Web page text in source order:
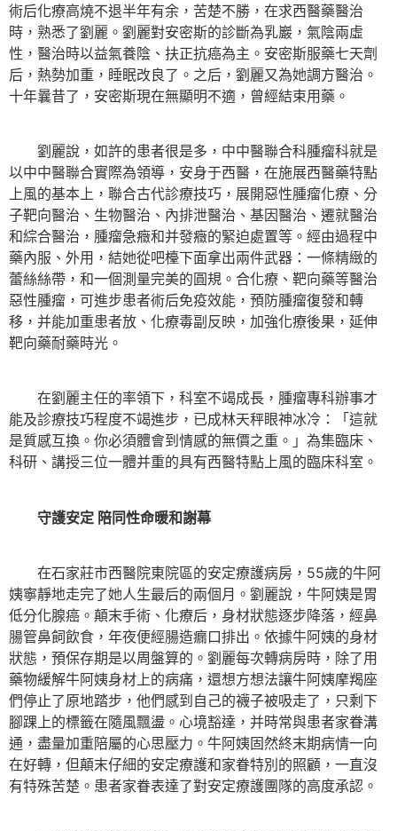
術后化療高燒不退半年有余，苦楚不勝，在求西醫藥醫治
時，熟悉了劉麗。劉麗對安密斯的診斷為乳巖，氣陰兩虛
性，醫治時以益氣養陰、扶正抗癌為主。安密斯服藥七天劑
后，熱勢加重，睡眠改良了。之后，劉麗又為她調方醫治。
十年曩昔了，安密斯現在無顯明不適，曾經結束用藥。
劉麗說，如許的患者很是多，中中醫聯合科腫瘤科就是
以中中醫聯合實際為領導，安身于西醫，在施展西醫藥特點
上風的基本上，聯合古代診療技巧，展開惡性腫瘤化療、分
子靶向醫治、生物醫治、內排泄醫治、基因醫治、遷就醫治
和綜合醫治，腫瘤急癥和并發癥的緊迫處置等。經由過程中
藥內服、外用，結她從吧檯下面拿出兩件武器：一條精緻的
蕾絲絲帶，和一個測量完美的圓規。合化療、靶向藥等醫治
惡性腫瘤，可進步患者術后免疫效能，預防腫瘤復發和轉
移，并能加重患者放、化療毒副反映，加強化療後果，延伸
靶向藥耐藥時光。
在劉麗主任的率領下，科室不竭成長，腫瘤專科辦事才
能及診療技巧程度不竭進步，已成林天秤眼神冰冷：「這就
是質感互換。你必須體會到情感的無價之重。」為集臨床、
科研、講授三位一體并重的具有西醫特點上風的臨床科室。
守護安定 陪同性命暖和謝幕
在石家莊市西醫院東院區的安定療護病房，55歲的牛阿
姨寧靜地走完了她人生最后的兩個月。劉麗說，牛阿姨是胃
低分化腺癌。顛末手術、化療后，身材狀態逐步降落，經鼻
腸管鼻飼飲食，年夜便經腸造瘺口排出。依據牛阿姨的身材
狀態，預保存期是以周盤算的。劉麗每次轉病房時，除了用
藥物緩解牛阿姨身材上的病痛，還想方想法讓牛阿姨摩羯座
們停止了原地踏步，他們感到自己的襪子被吸走了，只剩下
腳踝上的標籤在隨風飄盪。心境豁達，并時常與患者家眷溝
通，盡量加重陪屬的心思壓力。牛阿姨固然終末期病情一向
在好轉，但顛末仔細的安定療護和家眷特別的照顧，一直沒
有特殊苦楚。患者家眷表達了對安定療護團隊的高度承認。